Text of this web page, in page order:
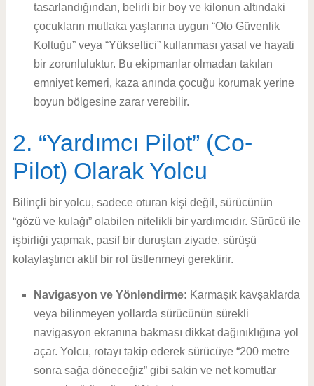
tasarlandığından, belirli bir boy ve kilonun altındaki
çocukların mutlaka yaşlarına uygun “Oto Güvenlik
Koltuğu” veya “Yükseltici” kullanması yasal ve hayati
bir zorunluluktur. Bu ekipmanlar olmadan takılan
emniyet kemeri, kaza anında çocuğu korumak yerine
boyun bölgesine zarar verebilir.
2. “Yardımcı Pilot” (Co-
Pilot) Olarak Yolcu
Bilinçli bir yolcu, sadece oturan kişi değil, sürücünün
“gözü ve kulağı” olabilen nitelikli bir yardımcıdır. Sürücü ile
işbirliği yapmak, pasif bir duruştan ziyade, sürüşü
kolaylaştırıcı aktif bir rol üstlenmeyi gerektirir.
Navigasyon ve Yönlendirme: Karmaşık kavşaklarda
veya bilinmeyen yollarda sürücünün sürekli
navigasyon ekranına bakması dikkat dağınıklığına yol
açar. Yolcu, rotayı takip ederek sürücüye “200 metre
sonra sağa döneceğiz” gibi sakin ve net komutlar